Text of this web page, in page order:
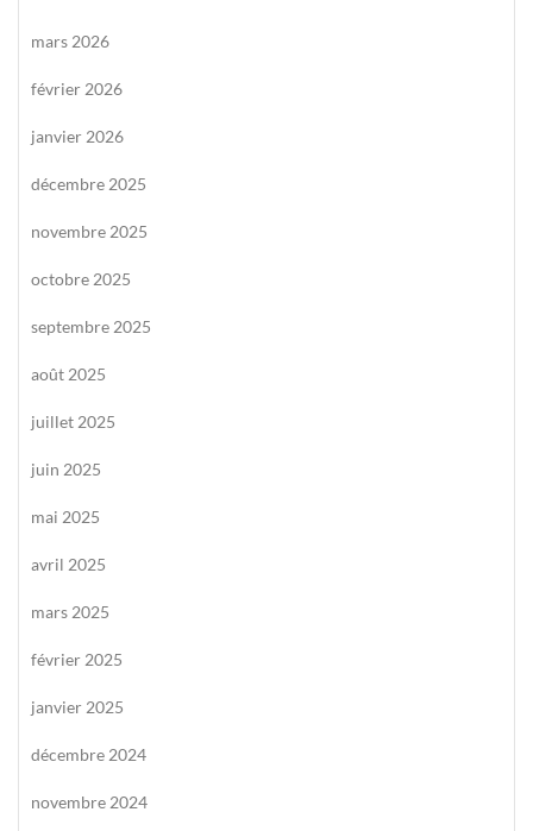
mars 2026
février 2026
janvier 2026
décembre 2025
novembre 2025
octobre 2025
septembre 2025
août 2025
juillet 2025
juin 2025
mai 2025
avril 2025
mars 2025
février 2025
janvier 2025
décembre 2024
novembre 2024